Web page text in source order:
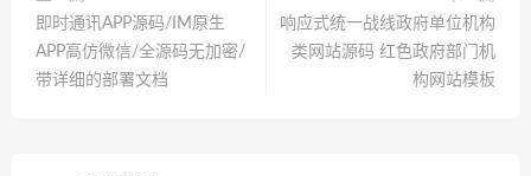
即时通讯APP源码/IM原生
APP高仿微信/全源码无加密/
带详细的部署文档
响应式统一战线政府单位机构
类网站源码 红色政府部门机
构网站模板